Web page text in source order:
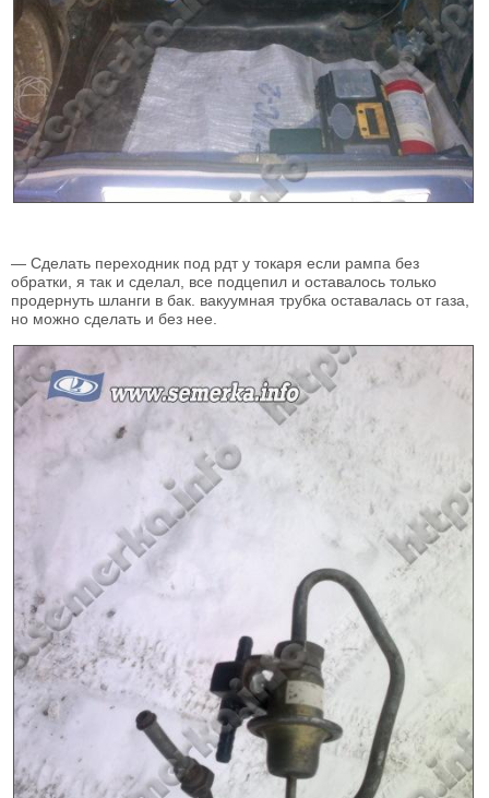
— Сделать переходник под рдт у токаря если рампа без
обратки, я так и сделал, все подцепил и оставалось только
продернуть шланги в бак. вакуумная трубка оставалась от газа,
но можно сделать и без нее.